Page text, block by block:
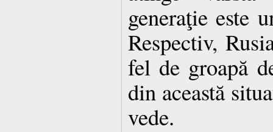
generaţie este
Respectiv,
fel de groapă
din această
vede.